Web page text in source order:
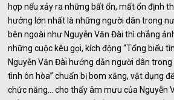
hợp nếu xảy ra những bất ổn, mất ổn định
hưởng lớn nhất là những người dân trong
bên ngoài như Nguyễn Văn Đài thì chẳng
những cuộc kêu gọi, kích động “Tổng biểu
Nguyễn Văn Đài hướng dẫn người dân
tình ôn hòa” chuẩn bị bom xăng, vật dụng
chức năng… cho thấy âm mưu của Nguyễn